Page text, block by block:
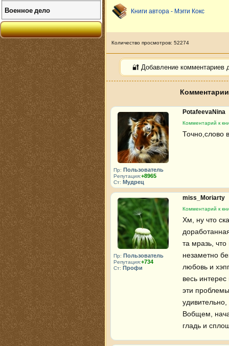
Книги автора - Мэгги Кокс
Количество просмотров: 52274
🔐 Добавление комментариев
Пр: Пользователь
Репутация:+8965
Ст: Мудрец
PotafeevaNina
Комментарий к
Точно,слово
Пр: Пользователь
Репутация:+734
Ст: Профи
miss_Moriarty
Комментарий к
Хм, ну что
та мразь,
незаметно
любовь и
весь
эти
Вобщем,
гладь и
Военное дело